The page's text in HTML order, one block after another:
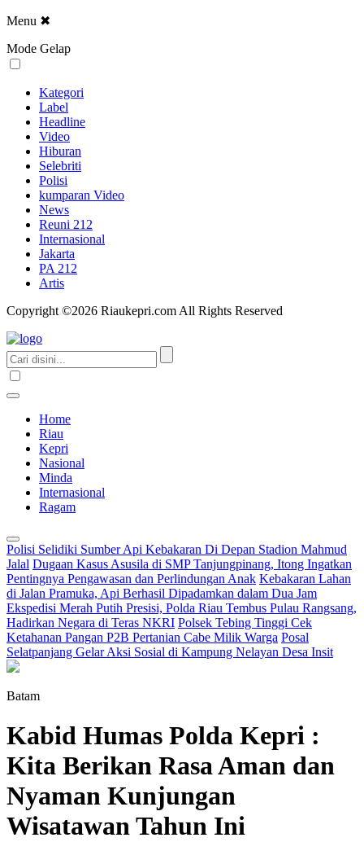
Menu ✖
Mode Gelap
Kategori
Label
Headline
Video
Hiburan
Selebriti
Polisi
kumparan Video
News
Reuni 212
Internasional
Jakarta
PA 212
Artis
Copyright ©2026 Riaukepri.com All Rights Reserved
Home
Riau
Kepri
Nasional
Minda
Internasional
Ragam
Polisi Selidiki Sumber Api Kebakaran Di Depan Stadion Mahmud
Jalal Dugaan Kasus Asusila di SMP Tanjungpinang, Itong Ingatkan
Pentingnya Pengawasan dan Perlindungan Anak Kebakaran Lahan
di Jalan Pramuka, Api Berhasil Dipadamkan dalam Dua Jam
Ekspedisi Merah Putih Presisi, Polda Riau Tembus Pulau Rangsang,
Hadirkan Negara di Teras NKRI Polsek Tebing Tinggi Cek
Ketahanan Pangan P2B Pertanian Cabe Milik Warga Posal
Selatpanjang Gelar Aksi Sosial di Kampung Nelayan Desa Insit
Batam
Kabid Humas Polda Kepri :
Kita Berikan Rasa Aman dan
Nyaman Kunjungan
Wisatawan Tahun Ini